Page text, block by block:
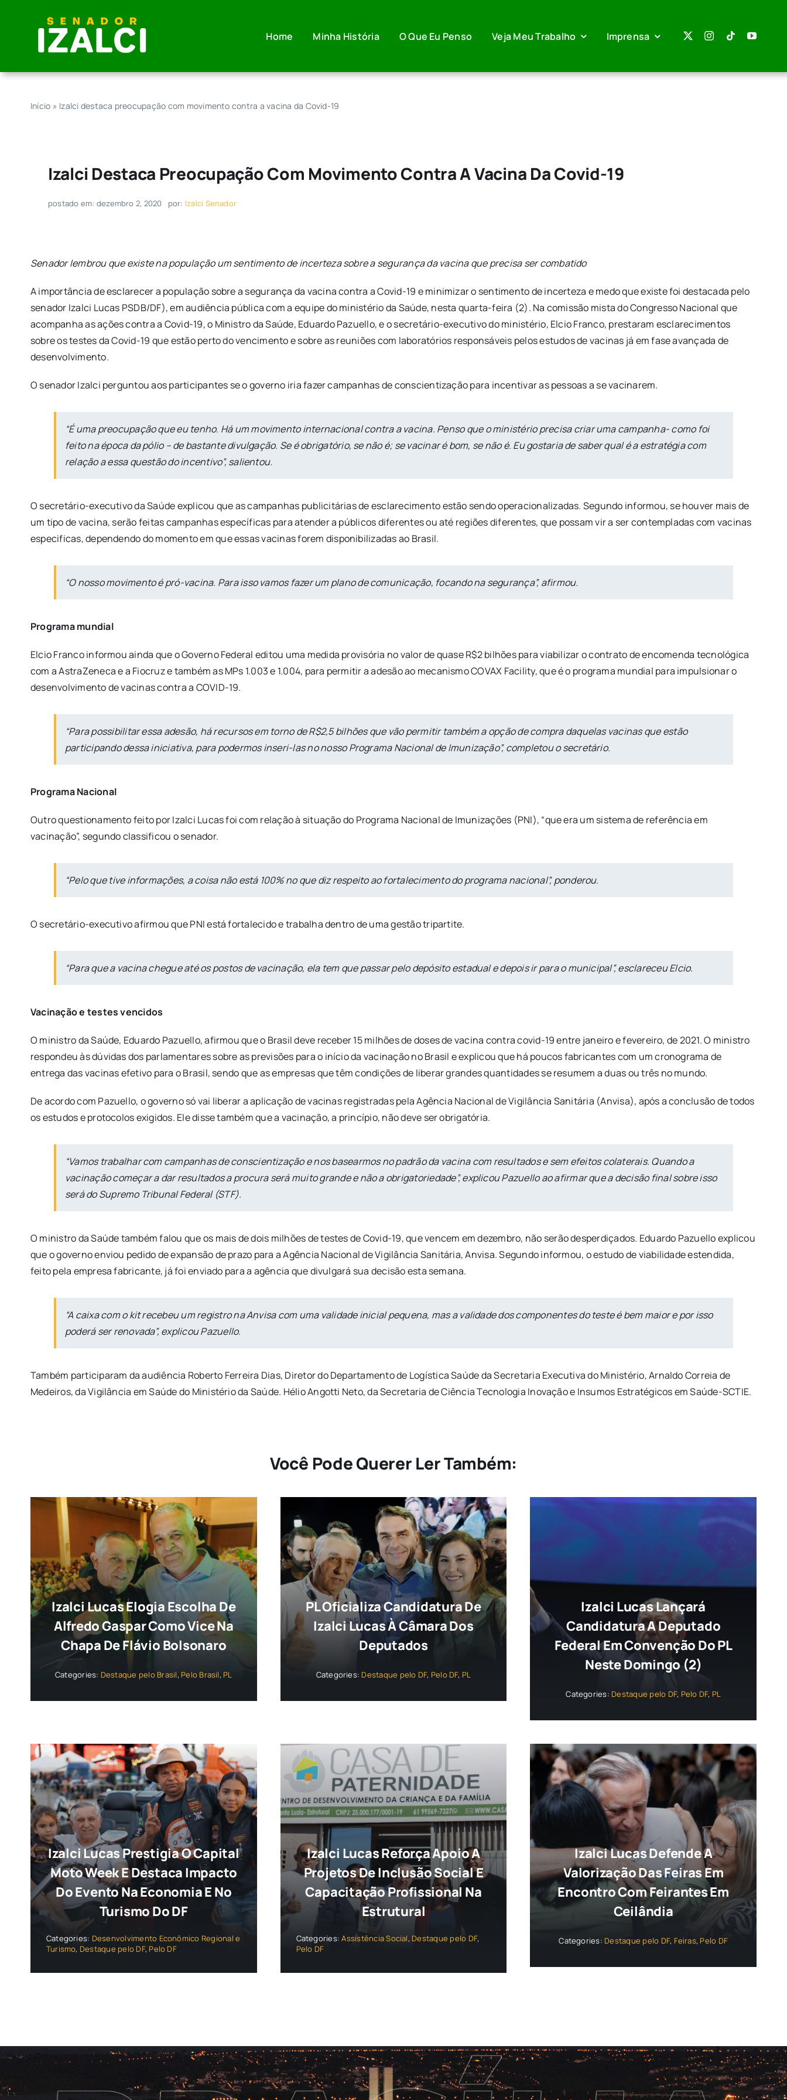
Home Minha História O Que Eu Penso Veja Meu Trabalho Imprensa
Início » Izalci destaca preocupação com movimento contra a vacina da Covid-19
Izalci Destaca Preocupação Com Movimento Contra A Vacina Da Covid-19
postado em: dezembro 2, 2020 por: Izalci Senador
Senador lembrou que existe na população um sentimento de incerteza sobre a segurança da vacina que precisa ser combatido
A importância de esclarecer a população sobre a segurança da vacina contra a Covid-19 e minimizar o sentimento de incerteza e medo que existe foi destacada pelo
senador Izalci Lucas PSDB/DF), em audiência pública com a equipe do ministério da Saúde, nesta quarta-feira (2). Na comissão mista do Congresso Nacional que
acompanha as ações contra a Covid-19, o Ministro da Saúde, Eduardo Pazuello, e o secretário-executivo do ministério, Elcio Franco, prestaram esclarecimentos
sobre os testes da Covid-19 que estão perto do vencimento e sobre as reuniões com laboratórios responsáveis pelos estudos de vacinas já em fase avançada de
desenvolvimento.
O senador Izalci perguntou aos participantes se o governo iria fazer campanhas de conscientização para incentivar as pessoas a se vacinarem.
“É uma preocupação que eu tenho. Há um movimento internacional contra a vacina. Penso que o ministério precisa criar uma campanha- como foi
feito na época da pólio – de bastante divulgação. Se é obrigatório, se não é; se vacinar é bom, se não é. Eu gostaria de saber qual é a estratégia com
relação a essa questão do incentivo”, salientou.
O secretário-executivo da Saúde explicou que as campanhas publicitárias de esclarecimento estão sendo operacionalizadas. Segundo informou, se houver mais de
um tipo de vacina, serão feitas campanhas específicas para atender a públicos diferentes ou até regiões diferentes, que possam vir a ser contempladas com vacinas
especificas, dependendo do momento em que essas vacinas forem disponibilizadas ao Brasil.
“O nosso movimento é pró-vacina. Para isso vamos fazer um plano de comunicação, focando na segurança”, afirmou.
Programa mundial
Elcio Franco informou ainda que o Governo Federal editou uma medida provisória no valor de quase R$2 bilhões para viabilizar o contrato de encomenda tecnológica
com a AstraZeneca e a Fiocruz e também as MPs 1.003 e 1.004, para permitir a adesão ao mecanismo COVAX Facility, que é o programa mundial para impulsionar o
desenvolvimento de vacinas contra a COVID-19.
“Para possibilitar essa adesão, há recursos em torno de R$2,5 bilhões que vão permitir também a opção de compra daquelas vacinas que estão
participando dessa iniciativa, para podermos inseri-las no nosso Programa Nacional de Imunização”, completou o secretário.
Programa Nacional
Outro questionamento feito por Izalci Lucas foi com relação à situação do Programa Nacional de Imunizações (PNI), “que era um sistema de referência em
vacinação”, segundo classificou o senador.
“Pelo que tive informações, a coisa não está 100% no que diz respeito ao fortalecimento do programa nacional”, ponderou.
O secretário-executivo afirmou que PNI está fortalecido e trabalha dentro de uma gestão tripartite.
“Para que a vacina chegue até os postos de vacinação, ela tem que passar pelo depósito estadual e depois ir para o municipal”, esclareceu Elcio.
Vacinação e testes vencidos
O ministro da Saúde, Eduardo Pazuello, afirmou que o Brasil deve receber 15 milhões de doses de vacina contra covid-19 entre janeiro e fevereiro, de 2021. O ministro
respondeu às dúvidas dos parlamentares sobre as previsões para o início da vacinação no Brasil e explicou que há poucos fabricantes com um cronograma de
entrega das vacinas efetivo para o Brasil, sendo que as empresas que têm condições de liberar grandes quantidades se resumem a duas ou três no mundo.
De acordo com Pazuello, o governo só vai liberar a aplicação de vacinas registradas pela Agência Nacional de Vigilância Sanitária (Anvisa), após a conclusão de todos
os estudos e protocolos exigidos. Ele disse também que a vacinação, a princípio, não deve ser obrigatória.
“Vamos trabalhar com campanhas de conscientização e nos basearmos no padrão da vacina com resultados e sem efeitos colaterais. Quando a
vacinação começar a dar resultados a procura será muito grande e não a obrigatoriedade”, explicou Pazuello ao afirmar que a decisão final sobre isso
será do Supremo Tribunal Federal (STF).
O ministro da Saúde também falou que os mais de dois milhões de testes de Covid-19, que vencem em dezembro, não serão desperdiçados. Eduardo Pazuello explicou
que o governo enviou pedido de expansão de prazo para a Agência Nacional de Vigilância Sanitária, Anvisa. Segundo informou, o estudo de viabilidade estendida,
feito pela empresa fabricante, já foi enviado para a agência que divulgará sua decisão esta semana.
“A caixa com o kit recebeu um registro na Anvisa com uma validade inicial pequena, mas a validade dos componentes do teste é bem maior e por isso
poderá ser renovada”, explicou Pazuello.
Também participaram da audiência Roberto Ferreira Dias, Diretor do Departamento de Logística Saúde da Secretaria Executiva do Ministério, Arnaldo Correia de
Medeiros, da Vigilância em Saúde do Ministério da Saúde. Hélio Angotti Neto, da Secretaria de Ciência Tecnologia Inovação e Insumos Estratégicos em Saúde-SCTIE.
Você Pode Querer Ler Também:
Izalci Lucas Elogia Escolha De
Alfredo Gaspar Como Vice Na
Chapa De Flávio Bolsonaro
Categories: Destaque pelo Brasil, Pelo Brasil, PL
PL Oficializa Candidatura De
Izalci Lucas À Câmara Dos
Deputados
Categories: Destaque pelo DF, Pelo DF, PL
Izalci Lucas Lançará
Candidatura A Deputado
Federal Em Convenção Do PL
Neste Domingo (2)
Categories: Destaque pelo DF, Pelo DF, PL
Izalci Lucas Prestigia O Capital
Moto Week E Destaca Impacto
Do Evento Na Economia E No
Turismo Do DF
Categories: Desenvolvimento Econômico Regional e
Turismo, Destaque pelo DF, Pelo DF
Izalci Lucas Reforça Apoio A
Projetos De Inclusão Social E
Capacitação Profissional Na
Estrutural
Categories:Assistência Social, Destaque pelo DF,
Pelo DF
Izalci Lucas Defende A
Valorização Das Feiras Em
Encontro Com Feirantes Em
Ceilândia
Categories: Destaque pelo DF, Feiras, Pelo DF